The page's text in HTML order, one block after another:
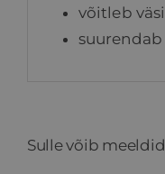
võitleb
Sulle võib